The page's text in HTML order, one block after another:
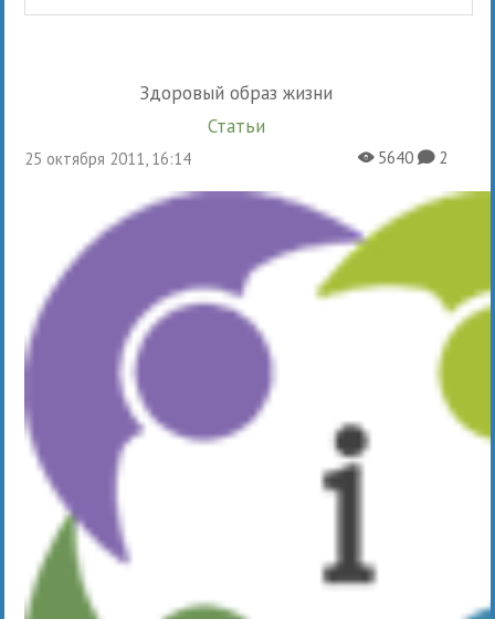
Здоровый образ жизни
Статьи
25 октября 2011, 16:14 X5640K2